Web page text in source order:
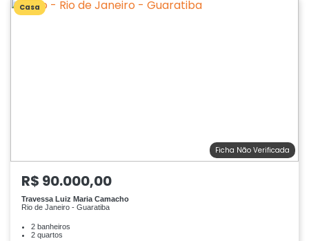
Casa
Ficha Não Verificada
R$ 90.000,00
Travessa Luiz Maria Camacho
Rio de Janeiro - Guaratiba
2 banheiros
2 quartos